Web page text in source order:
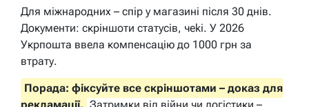
Для міжнародних – спір у магазині після 30 днів.
Документи: скріншоти статусів, чeki. У 2026
Укрпошта ввела компенсацію до 1000 грн за
втрату.
Порада: фіксуйте все скріншотами – доказ для